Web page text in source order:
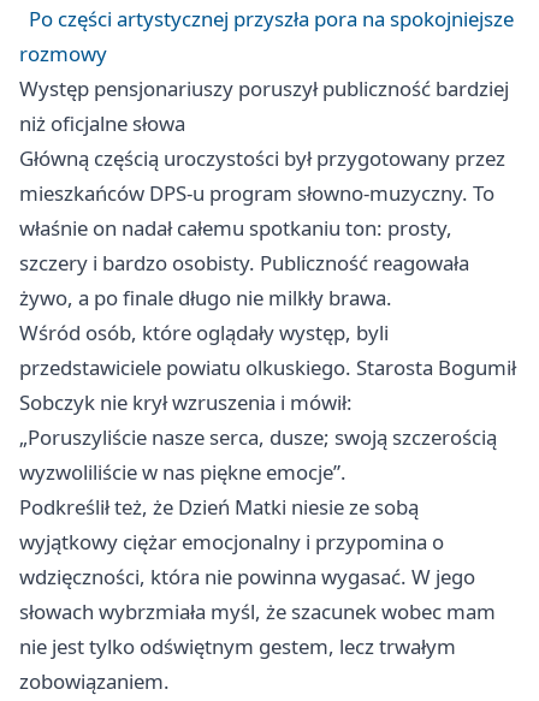
Po części artystycznej przyszła pora na spokojniejsze
rozmowy
Występ pensjonariuszy poruszył publiczność bardziej
niż oficjalne słowa
Główną częścią uroczystości był przygotowany przez
mieszkańców DPS-u program słowno-muzyczny. To
właśnie on nadał całemu spotkaniu ton: prosty,
szczery i bardzo osobisty. Publiczność reagowała
żywo, a po finale długo nie milkły brawa.
Wśród osób, które oglądały występ, byli
przedstawiciele powiatu olkuskiego. Starosta Bogumił
Sobczyk nie krył wzruszenia i mówił:
„Poruszyliście nasze serca, dusze; swoją szczerością
wyzwoliliście w nas piękne emocje”.
Podkreślił też, że Dzień Matki niesie ze sobą
wyjątkowy ciężar emocjonalny i przypomina o
wdzięczności, która nie powinna wygasać. W jego
słowach wybrzmiała myśl, że szacunek wobec mam
nie jest tylko odświętnym gestem, lecz trwałym
zobowiązaniem.